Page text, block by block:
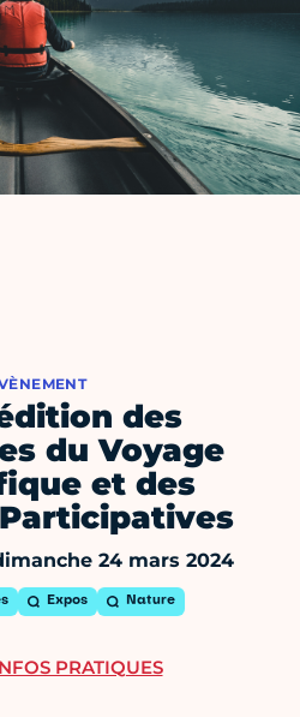
des
du Voyage
et des
24 mars 2024
Expos Nature
PRATIQUES